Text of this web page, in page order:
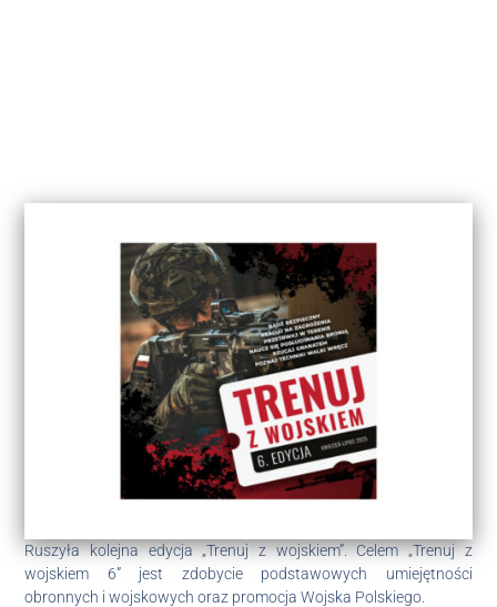
Ruszyła kolejna edycja „Trenuj z wojskiem”. Celem „Trenuj z
wojskiem 6” jest zdobycie podstawowych umiejętności
obronnych i wojskowych oraz promocja Wojska Polskiego.